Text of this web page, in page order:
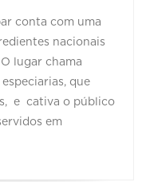
conta com uma
nacionais
lugar chama
que
e cativa o público
em